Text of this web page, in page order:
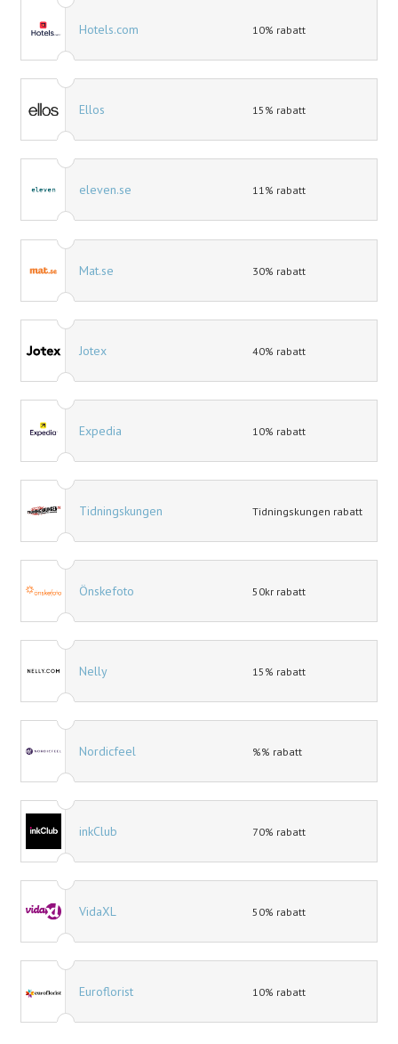
Hotels.com 10% rabatt
Ellos 15% rabatt
eleven.se 11% rabatt
Mat.se 30% rabatt
Jotex 40% rabatt
Expedia 10% rabatt
Tidningskungen Tidningskungen rabatt
Önskefoto 50kr rabatt
Nelly 15% rabatt
Nordicfeel %% rabatt
inkClub 70% rabatt
VidaXL 50% rabatt
Euroflorist 10% rabatt